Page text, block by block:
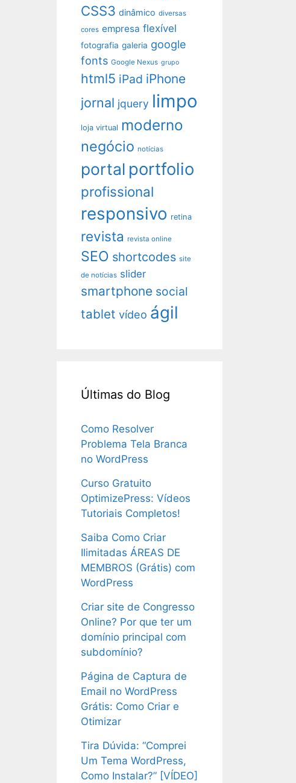
CSS3 dinâmico diversas
cores empresa flexível
fotografia galeria google
fonts Google Nexus grupo
html5 iPad iPhone
jornal jquery limpo
loja virtual moderno
negócio notícias
portal portfolio
profissional
responsivo retina
revista revista online
SEO shortcodes site
de notícias slider
smartphone social
tablet vídeo ágil
Últimas do Blog
Como Resolver
Problema Tela Branca
no WordPress
Curso Gratuito
OptimizePress: Vídeos
Tutoriais Completos!
Saiba Como Criar
Ilimitadas ÁREAS DE
MEMBROS (Grátis) com
WordPress
Criar site de Congresso
Online? Por que ter um
domínio principal com
subdomínio?
Página de Captura de
Email no WordPress
Grátis: Como Criar e
Otimizar
Tira Dúvida: “Comprei
Um Tema WordPress,
Como Instalar?” [VÍDEO]